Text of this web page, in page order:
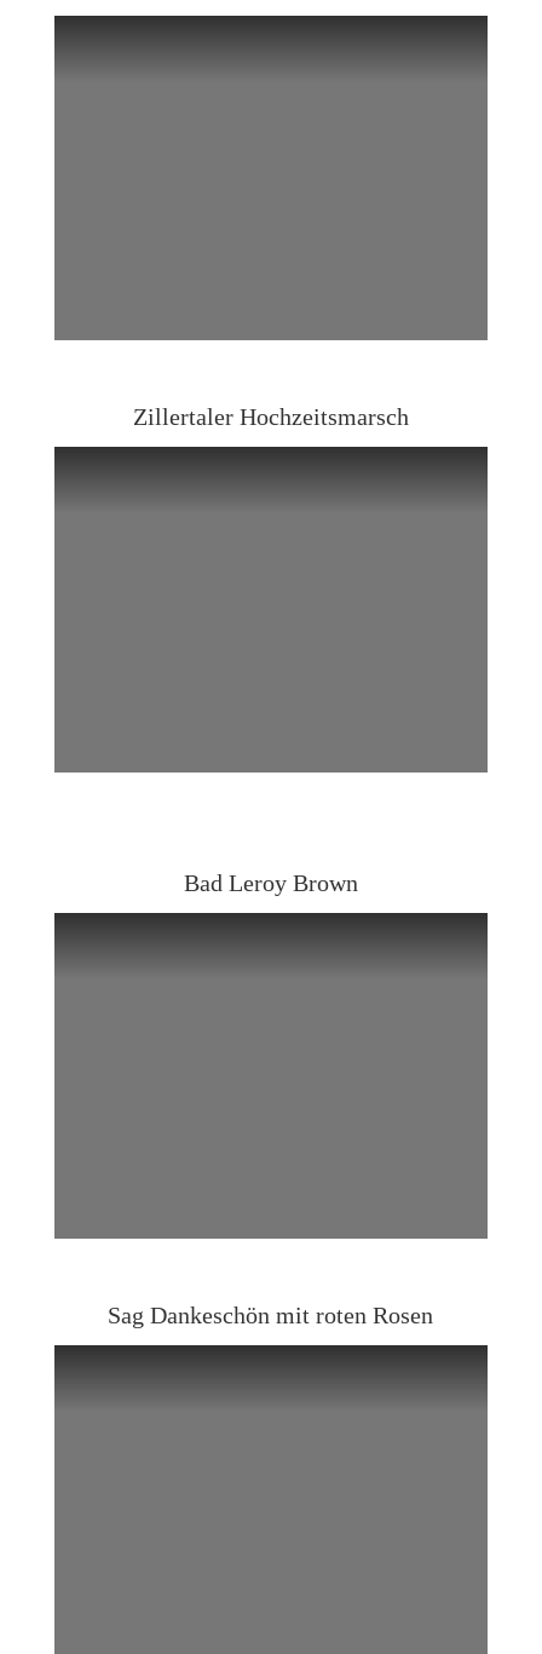
Zillertaler Hochzeitsmarsch
Bad Leroy Brown
Sag Dankeschön mit roten Rosen